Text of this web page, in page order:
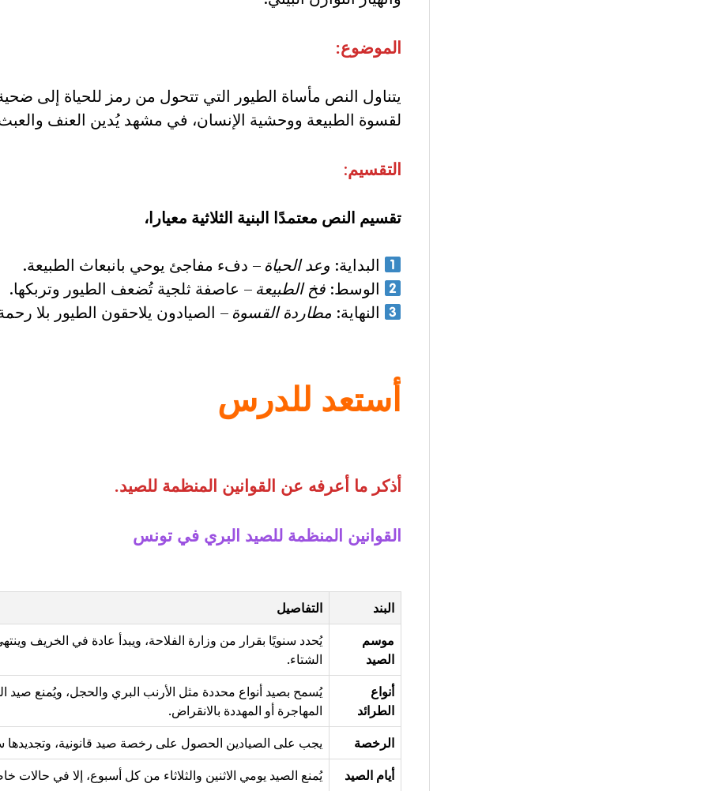
الموضوع:
يتناول النص مأساة الطيور التي تتحول من رمز للحياة إلى
لقسوة الطبيعة ووحشية الإنسان، في مشهد يُدين العنف والعبث
التقسيم:
تقسيم النص معتمدًا البنية الثلاثية معيارا،
البداية: وعد الحياة – دفء مفاجئ يوحي بانبعاث الطبيعة.
الوسط:فخ الطبيعة – عاصفة ثلجية تُضعف الطيور وتربكها.
النهاية: مطاردة القسوة – الصيادون يلاحقون الطيور بلا
أستعد للدرس
أذكر ما أعرفه عن القوانين المنظمة للصيد.
القوانين المنظمة للصيد البري في تونس
البند
التفاصيل
موسم
الصيد
يُحدد سنويًا بقرار من وزارة الفلاحة، ويبدأ عادة في الخريف
الشتاء.
أنواع
الطرائد
يُسمح بصيد أنواع محددة مثل الأرنب البري والحجل، ويُمنع صيد
المهاجرة أو المهددة بالانقراض.
الرخصة
يجب على الصيادين الحصول على رخصة صيد قانونية، وتجديدها
أيام الصيد
يُمنع الصيد يومي الاثنين والثلاثاء من كل أسبوع، إلا في حالات